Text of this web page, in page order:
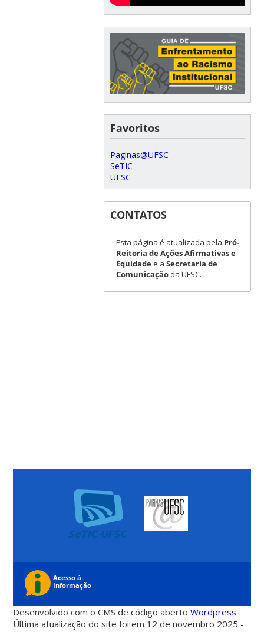
Favoritos
Paginas@UFSC
SeTIC
UFSC
CONTATOS
Esta página é atualizada pela Pró-
Reitoria de Ações Afirmativas e
Equidadee a Secretaria de
Comunicaçãoda UFSC.
Desenvolvido com o CMS de código abertoWordpress
Última atualização do site foi em 12 de novembro 2025 -